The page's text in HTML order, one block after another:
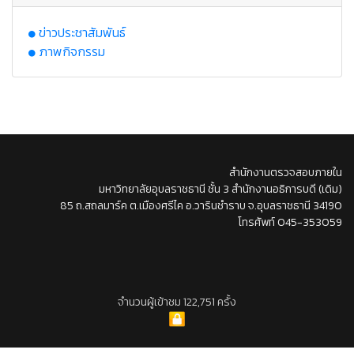
ข่าวประชาสัมพันธ์
ภาพกิจกรรม
สำนักงานตรวจสอบภายใน
มหาวิทยาลัยอุบลราชธานี ชั้น 3 สำนักงานอธิการบดี (เดิม)
85 ถ.สถลมาร์ค ต.เมืองศรีไค อ.วารินชำราบ จ.อุบลราชธานี 34190
โทรศัพท์ 045-353059
จำนวนผู้เข้าชม 122,751 ครั้ง